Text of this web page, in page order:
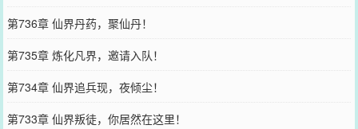
第736章 仙界丹药，聚仙丹！
第735章 炼化凡界，邀请入队！
第734章 仙界追兵现，夜倾尘！
第733章 仙界叛徒，你居然在这里！